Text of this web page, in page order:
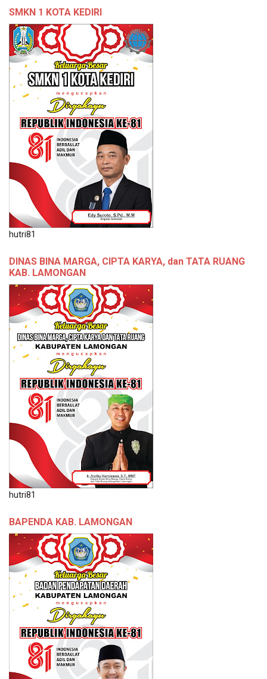
SMKN 1 KOTA KEDIRI
hutri81
DINAS BINA MARGA, CIPTA KARYA, dan TATA RUANG
KAB. LAMONGAN
hutri81
BAPENDA KAB. LAMONGAN